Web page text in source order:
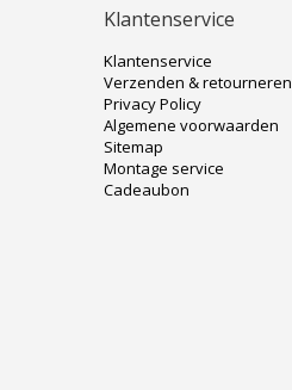
Klantenservice
Klantenservice
Verzenden & retourneren
Privacy Policy
Algemene voorwaarden
Sitemap
Montage service
Cadeaubon